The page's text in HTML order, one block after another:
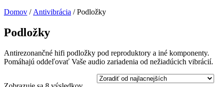
Domov / Antivibrácia / Podložky
Podložky
Antirezonančné hifi podložky pod reproduktory a iné komponenty.
Pomáhajú oddeľovať Vaše audio zariadenia od nežiadúcich vibrácií.